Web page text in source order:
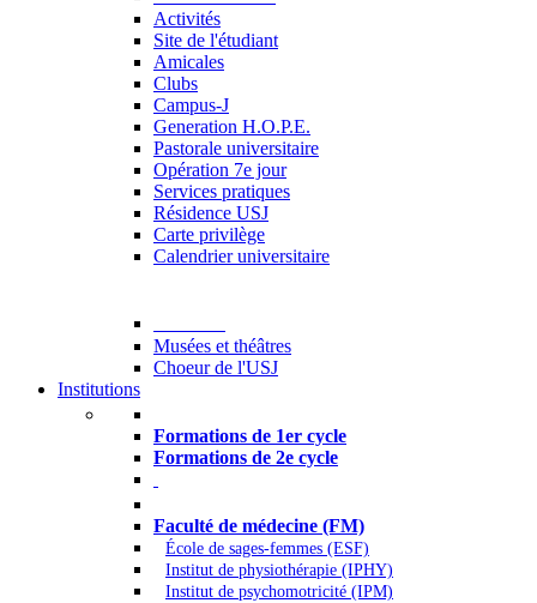
Activités
Site de l'étudiant
Amicales
Clubs
Campus-J
Generation H.O.P.E.
Pastorale universitaire
Opération 7e jour
Services pratiques
Résidence USJ
Carte privilège
Calendrier universitaire
Musées et théâtres
Choeur de l'USJ
Institutions
Formations de 1er cycle
Formations de 2e cycle
Faculté de médecine (FM)
École de sages-femmes (ESF)
Institut de physiothérapie (IPHY)
Institut de psychomotricité (IPM)